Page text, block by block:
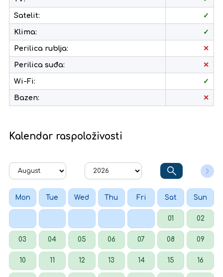
Satelit: ✓
Klima: ✓
Perilica rublja: ✕
Perilica suđa: ✕
Wi-Fi: ✓
Bazen: ✕
Kalendar raspoloživosti
Mon Tue Wed Thu Fri Sat Sun
01 02
03 04 05 06 07 08 09
10 11 12 13 14 15 16